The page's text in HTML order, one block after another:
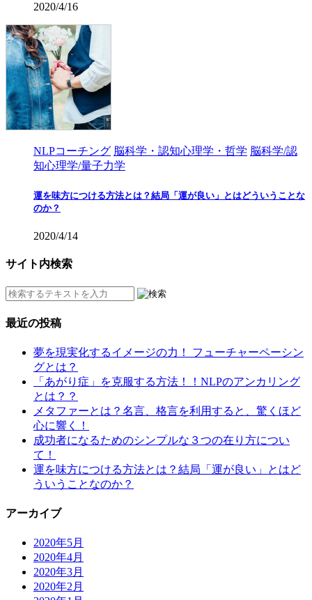
2020/4/16
NLPコーチング 脳科学・認知心理学・哲学 脳科学/認
知心理学/量子力学
運を味方につける方法とは？結局「運が良い」とはどういうことな
のか？
2020/4/14
サイト内検索
最近の投稿
夢を現実化するイメージの力！ フューチャーペーシン
グとは？
「あがり症」を克服する方法！！NLPのアンカリング
とは？？
メタファーとは？名言、格言を利用すると、驚くほど
心に響く！
成功者になるためのシンプルな３つの在り方につい
て！
運を味方につける方法とは？結局「運が良い」とはど
ういうことなのか？
アーカイブ
2020年5月
2020年4月
2020年3月
2020年2月